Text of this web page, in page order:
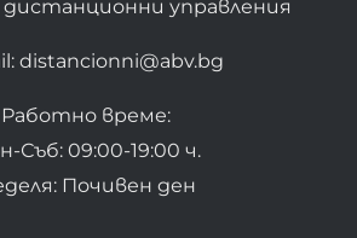
: дистанционни управления
distancionni@abv.bg
Работно време:
Съб: 09:00-19:00 ч.
Почивен ден